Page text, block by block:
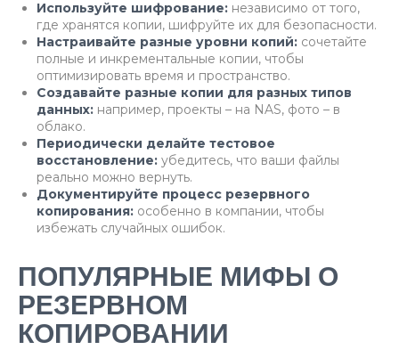
Используйте шифрование: независимо от того,
где хранятся копии, шифруйте их для безопасности.
Настраивайте разные уровни копий: сочетайте
полные и инкрементальные копии, чтобы
оптимизировать время и пространство.
Создавайте разные копии для разных типов
данных: например, проекты – на NAS, фото – в
облако.
Периодически делайте тестовое
восстановление: убедитесь, что ваши файлы
реально можно вернуть.
Документируйте процесс резервного
копирования: особенно в компании, чтобы
избежать случайных ошибок.
ПОПУЛЯРНЫЕ МИФЫ О
РЕЗЕРВНОМ
КОПИРОВАНИИ